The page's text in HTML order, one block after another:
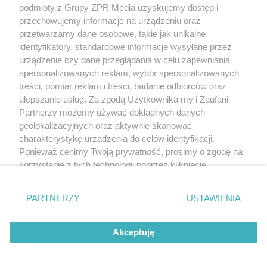
rozpowszechniany lub dalej rozpowszechniany w jakikolwiek sposób (w
tym także elektroniczny lub mechaniczny) na jakimkolwiek polu
eksploatacji w jakiejkolwiek formie, włącznie z umieszczaniem w Internecie
bez pisemnej zgody właściciela praw. Jakiekolwiek użycie lub
wykorzystanie utworów w całości lub w części z naruszeniem prawa, tzn.
bez właściwej zgody, jest zabronione pod groźbą kary i może być ścigane
prawnie.
O nas
podmioty z Grupy ZPR Media uzyskujemy dostęp i
przechowujemy informacje na urządzeniu oraz
przetwarzamy dane osobowe, takie jak unikalne
identyfikatory, standardowe informacje wysyłane przez
urządzenie czy dane przeglądania w celu zapewniania
spersonalizowanych reklam, wybór spersonalizowanych
treści, pomiar reklam i treści, badanie odbiorców oraz
ulepszanie usług. Za zgodą Użytkownika my i Zaufani
Partnerzy możemy używać dokładnych danych
geolokalizacyjnych oraz aktywnie skanować
charakterystykę urządzenia do celów identyfikacji.
Ponieważ cenimy Twoją prywatność, prosimy o zgodę na
korzystanie z tych technologii poprzez kliknięcie
zmienić/wycofać klikając przycisk ustawień prywatności
znajdujący się w lewym dolnym rogu strony
rodzaje przetwarzania danych nie wymagają zgody
użytkownika, ale masz prawo sprzeciwić się takiemu
przetwarzaniu. Preferencje będą miały zastosowanie tylko
PARTNERZY USTAWIENIA
Akceptuję